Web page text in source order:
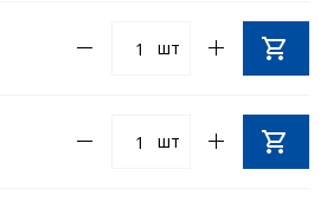
шт
шт